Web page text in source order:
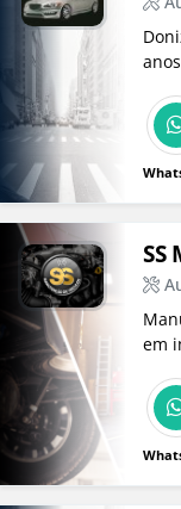
SS
em